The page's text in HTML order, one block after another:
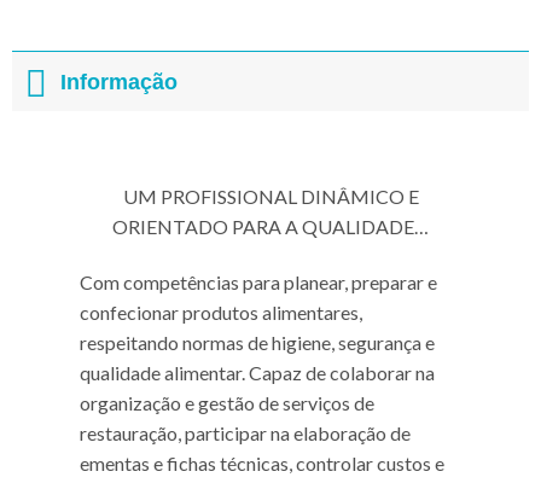
Informação
UM PROFISSIONAL DINÂMICO E
ORIENTADO PARA A QUALIDADE…
Com competências para planear, preparar e
confecionar produtos alimentares,
respeitando normas de higiene, segurança e
qualidade alimentar. Capaz de colaborar na
organização e gestão de serviços de
restauração, participar na elaboração de
ementas e fichas técnicas, controlar custos e